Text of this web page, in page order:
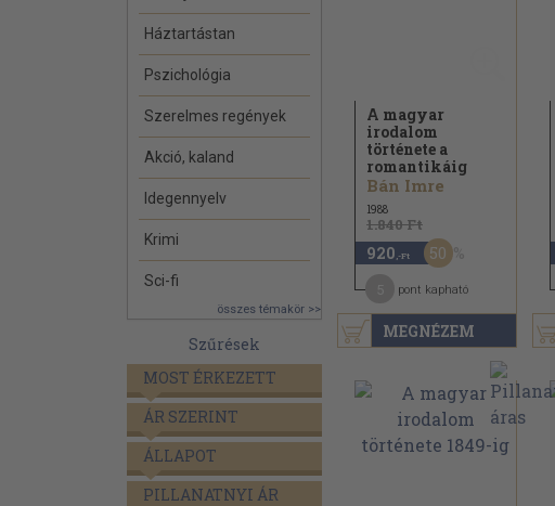
Háztartástan
Pszichológia
Szerelmes regények
Akció, kaland
Idegennyelv
Krimi
Sci-fi
összes témakör >>
Szűrések
MOST ÉRKEZETT
ÁR SZERINT
ÁLLAPOT
PILLANATNYI ÁR
MEGNÉZEM
A magyar
irodalom
története a
romantikáig
Bán Imre
1988
1.840 Ft
920 ,-Ft 50
pont kapható